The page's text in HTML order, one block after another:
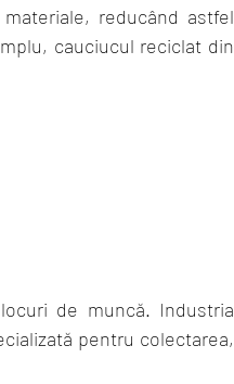
reducând astfel
cauciucul reciclat din
de muncă. Industria
pentru colectarea,